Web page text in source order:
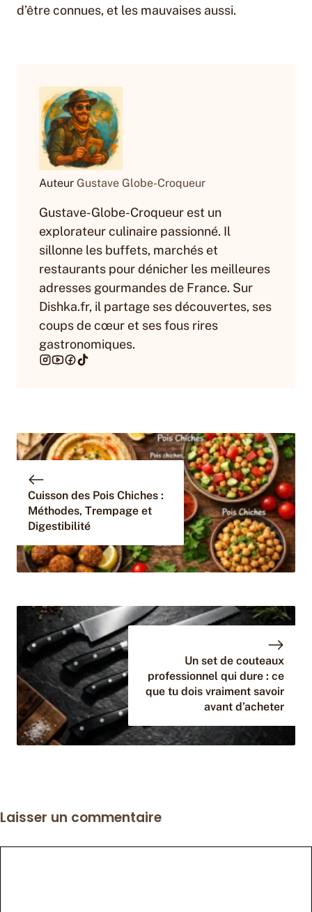
d’être connues, et les mauvaises aussi.
Auteur Gustave Globe-Croqueur
Gustave-Globe-Croqueur est un
explorateur culinaire passionné. Il
sillonne les buffets, marchés et
restaurants pour dénicher les meilleures
adresses gourmandes de France. Sur
Dishka.fr, il partage ses découvertes, ses
coups de cœur et ses fous rires
gastronomiques.
Cuisson des Pois Chiches :
Méthodes, Trempage et
Digestibilité
Un set de couteaux
professionnel qui dure : ce
que tu dois vraiment savoir
avant d’acheter
Laisser un commentaire